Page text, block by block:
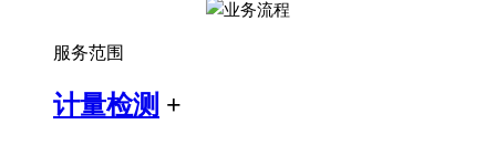
服务范围
计量检测 +